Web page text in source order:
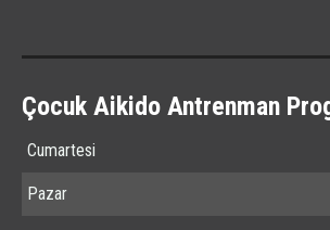
Çocuk Aikido Antrenman
Cumartesi
Pazar